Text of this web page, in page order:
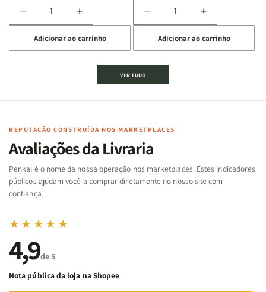
Diminuir
a
quantidade
de
Cartas
Famílias
Bíblia
-
Penkal
Aumentar
a
quantidade
de
Jogo
Cartas
Famílias
da
Bíblia
-
Penkal
Adicionar ao carrinho
Diminuir
a
quantidade
de
Jogo
|
de
Aumentar
a
quantidade
de
|
Adicionar ao carrinho
VER TUDO
REPUTAÇÃO CONSTRUÍDA NOS MARKETPLACES
Avaliações da Livraria
Penkal é o nome da nossa operação nos marketplaces. Estes indicadores
públicos ajudam você a comprar diretamente no nosso site com
confiança.
★★★★★
4,9de 5
Nota pública da loja na Shopee